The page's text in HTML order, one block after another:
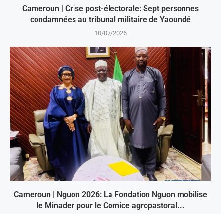
Cameroun | Crise post-électorale: Sept personnes
condamnées au tribunal militaire de Yaoundé
10/07/2026
Cameroun | Nguon 2026: La Fondation Nguon mobilise
le Minader pour le Comice agropastoral...